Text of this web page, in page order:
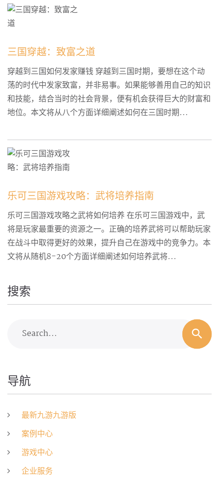
三国穿越：致富之道
穿越到三国如何发家赚钱 穿越到三国时期，要想在这个动
荡的时代中发家致富，并非易事。如果能够善用自己的知识
和技能，结合当时的社会背景，便有机会获得巨大的财富和
地位。本文将从八个方面详细阐述如何在三国时期...
乐可三国游戏攻略：武将培养指南
乐可三国游戏攻略之武将如何培养 在乐可三国游戏中，武
将是玩家最重要的资源之一。正确的培养武将可以帮助玩家
在战斗中取得更好的效果，提升自己在游戏中的竞争力。本
文将从随机8-20个方面详细阐述如何培养武将...
搜索
Search...
导航
最新九游九游版
案例中心
游戏中心
企业服务